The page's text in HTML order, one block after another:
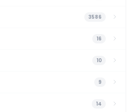
3586
16
10
9
14